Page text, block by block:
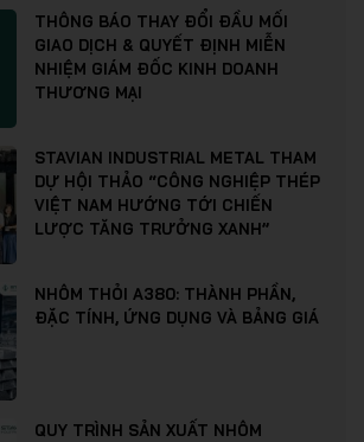
THÔNG BÁO THAY ĐỔI ĐẦU MỐI
GIAO DỊCH & QUYẾT ĐỊNH MIỄN
NHIỆM GIÁM ĐỐC KINH DOANH
THƯƠNG MẠI
STAVIAN INDUSTRIAL METAL THAM
DỰ HỘI THẢO “CÔNG NGHIỆP THÉP
VIỆT NAM HƯỚNG TỚI CHIẾN
LƯỢC TĂNG TRƯỞNG XANH”
NHÔM THỎI A380: THÀNH PHẦN,
ĐẶC TÍNH, ỨNG DỤNG VÀ BẢNG GIÁ
QUY TRÌNH SẢN XUẤT NHÔM